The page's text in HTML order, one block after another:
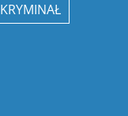
KRYMINAŁ